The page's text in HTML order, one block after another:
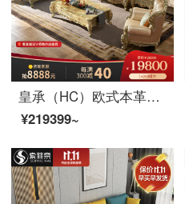
皇承（HC）欧式本革ソファ別荘シャンパン金客間家具両面彫刻実木セット866欧風豪華・シャンパン金本革ソファ【123セット】
¥219399~